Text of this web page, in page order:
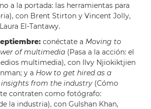
a la portada: las herramientas para
con Brent Stirton y Vincent Jolly,
El-Tantawy.
conéctate a Moving to
of multimedia (Pasa a la acción: el
multimedia), con Ilvy Njiokiktjien
y a How to get hired as a
from the industry (Cómo
contraten como fotógrafo:
la industria), con Gulshan Khan,